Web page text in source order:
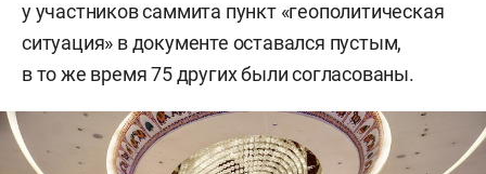
у участников саммита пункт «геополитическая
ситуация» в документе оставался пустым,
в то же время 75 других были согласованы.